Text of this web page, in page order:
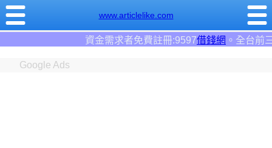
www.articlelike.com
。全台前三大借錢網站！
Google Ads